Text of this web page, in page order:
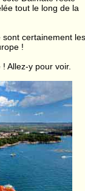
tout le long de la
certainement les
!
Allez-y pour voir.